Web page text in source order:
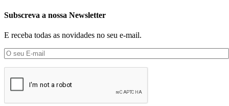
Subscreva a nossa Newsletter
E receba todas as novidades no seu e-mail.